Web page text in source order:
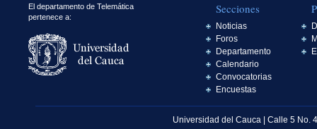
El departamento de Telemática
pertenece a:
Secciones
Noticias
Foros
Departamento
Calendario
Convocatorias
Encuestas
Universidad del Cauca | Calle 5 No.